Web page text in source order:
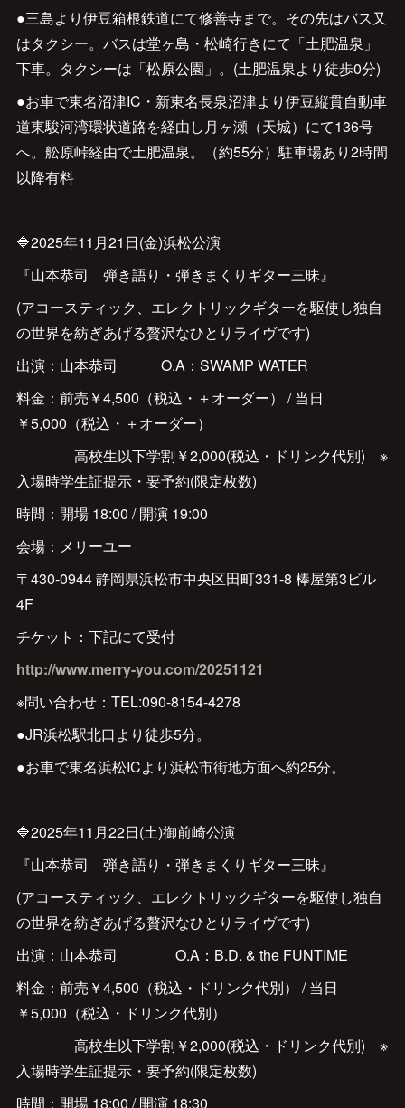
●三島より伊豆箱根鉄道にて修善寺まで。その先はバス又
はタクシー。バスは堂ヶ島・松崎行きにて「土肥温泉」
下車。タクシーは「松原公園」。(土肥温泉より徒歩0分)
●お車で東名沼津IC・新東名長泉沼津より伊豆縦貫自動車
道東駿河湾環状道路を経由し月ヶ瀬（天城）にて136号
へ。舩原峠経由で土肥温泉。（約55分）駐車場あり2時間
以降有料
🔷2025年11月21日(金)浜松公演
『山本恭司 弾き語り・弾きまくりギター三昧』
(アコースティック、エレクトリックギターを駆使し独自
の世界を紡ぎあげる贅沢なひとりライヴです)
出演：山本恭司 O.A：SWAMP WATER
料金：前売￥4,500（税込・＋オーダー） / 当日
￥5,000（税込・＋オーダー）
高校生以下学割￥2,000(税込・ドリンク代別) ※
入場時学生証提示・要予約(限定枚数)
時間：開場 18:00 / 開演 19:00
会場：メリーユー
〒430-0944 静岡県浜松市中央区田町331-8 棒屋第3ビル
4F
チケット：下記にて受付
http://www.merry-you.com/20251121
※問い合わせ：TEL:090-8154-4278
●JR浜松駅北口より徒歩5分。
●お車で東名浜松ICより浜松市街地方面へ約25分。
🔷2025年11月22日(土)御前崎公演
『山本恭司 弾き語り・弾きまくりギター三昧』
(アコースティック、エレクトリックギターを駆使し独自
の世界を紡ぎあげる贅沢なひとりライヴです)
出演：山本恭司 O.A：B.D. & the FUNTIME
料金：前売￥4,500（税込・ドリンク代別） / 当日
￥5,000（税込・ドリンク代別）
高校生以下学割￥2,000(税込・ドリンク代別) ※
入場時学生証提示・要予約(限定枚数)
時間：開場 18:00 / 開演 18:30